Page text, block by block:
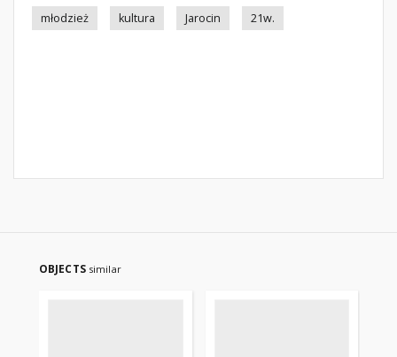
młodzież
kultura Jarocin 21w.
OBJECTS similar